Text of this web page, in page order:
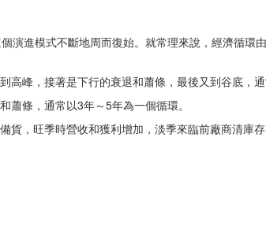
演進模式不斷地周而復始。就常理來說，經濟循環
峰，接著是下行的衰退和蕭條，最後又到谷底，
條，通常以3年～5年為一個循環。
，旺季時營收和獲利增加，淡季來臨前廠商清庫